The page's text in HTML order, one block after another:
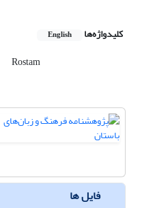
کلیدواژه‌ها English
Rostam
فایل ها